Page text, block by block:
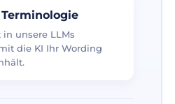
unsere LLMs
die KI Ihr Wording